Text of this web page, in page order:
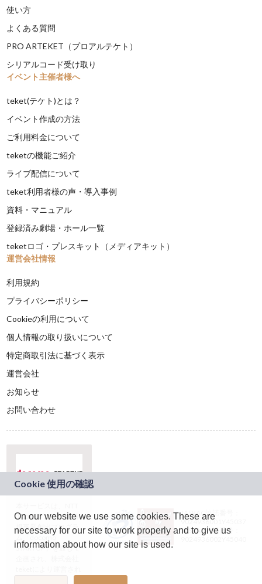
使い方
よくある質問
PRO ARTEKET（プロアルテケト）
シリアルコード受け取り
イベント主催者様へ
teket(テケト)とは？
イベント作成の方法
ご利用料金について
teketの機能ご紹介
ライブ配信について
teket利用者様の声・導入事例
資料・マニュアル
登録済み劇場・ホール一覧
teketロゴ・プレスキット（メディアキット）
運営会社情報
利用規約
プライバシーポリシー
Cookieの利用について
個人情報の取り扱いについて
特定商取引法に基づく表示
運営会社
お知らせ
お問い合わせ
ドコモグループの新
規事業創出プログラ
ム「docomo
STARTUP」を通じて
JASRAC許諾番号：
9024936001Y45037
JASRAC許諾番号：
On our website we use some cookies. These are
necessary for our site to work properly and to give us
information about how our site is used.